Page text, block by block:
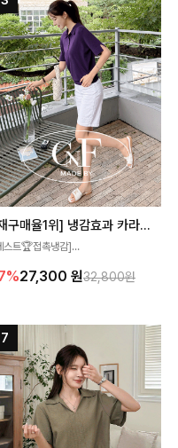
[재구매율1위] 냉감효과 카라니트
스트🏆접촉냉감]
가벼운 소재감으로 여름에도 시원하게
27,300 원32,800원